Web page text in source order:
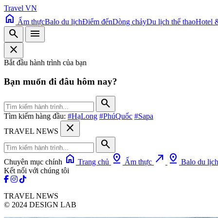
Travel VN
home Ẩm thựcBalo du lịchĐiểm đếnDòng chảyDu lịch thể thaoHotel
search
menu
close
Bắt đầu hành trình của bạn
Bạn muốn đi đâu hôm nay?
search
Tìm kiếm hàng đầu: #HạLong #PhúQuốc #Sapa
TRAVEL NEWS
close
search
Chuyên mục chính home Trang chủ pin_drop Ẩm thực north_east pin_drop Balo du lịch
Kết nối với chúng tôi
TRAVEL NEWS
© 2024 DESIGN LAB